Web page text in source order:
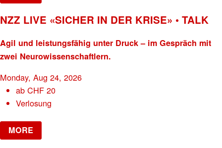
NZZ LIVE «SICHER IN DER KRISE» • TALK
Agil und leistungsfähig unter Druck – im Gespräch mit
zwei Neurowissenschaftlern.
Monday, Aug 24, 2026
abCHF 20
Verlosung
MORE